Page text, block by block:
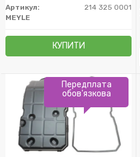
Артикул:
214 325 0001
MEYLE
КУПИТИ
Передплата
обов'язкова